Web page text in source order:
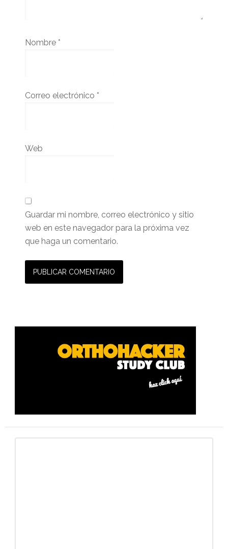
Nombre *
Correo electrónico *
Web
Guardar mi nombre, correo electrónico y sitio
web en este navegador para la próxima vez
que haga un comentario.
Barra
primaria